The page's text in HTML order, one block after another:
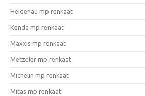
Heidenau mp renkaat
Kenda mp renkaat
Maxxis mp renkaat
Metzeler mp renkaat
Michelin mp renkaat
Mitas mp renkaat